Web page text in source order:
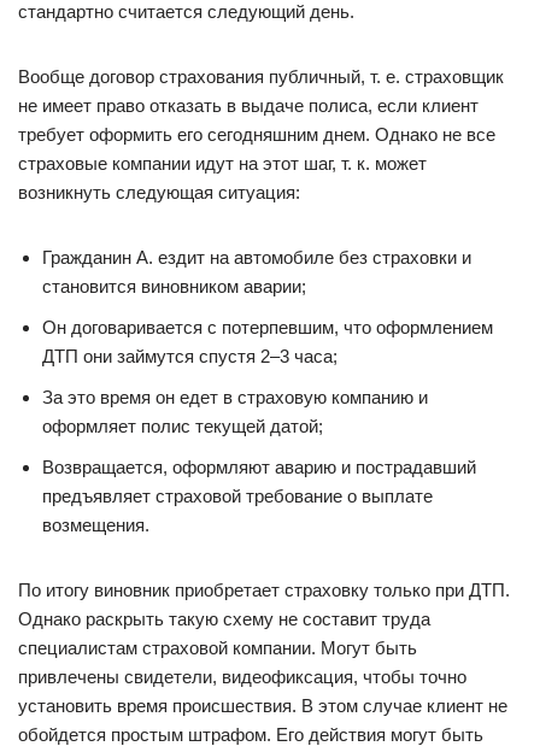
стандартно считается следующий день.
Вообще договор страхования публичный, т. е. страховщик
не имеет право отказать в выдаче полиса, если клиент
требует оформить его сегодняшним днем. Однако не все
страховые компании идут на этот шаг, т. к. может
возникнуть следующая ситуация:
Гражданин А. ездит на автомобиле без страховки и
становится виновником аварии;
Он договаривается с потерпевшим, что оформлением
ДТП они займутся спустя 2–3 часа;
За это время он едет в страховую компанию и
оформляет полис текущей датой;
Возвращается, оформляют аварию и пострадавший
предъявляет страховой требование о выплате
возмещения.
По итогу виновник приобретает страховку только при ДТП.
Однако раскрыть такую схему не составит труда
специалистам страховой компании. Могут быть
привлечены свидетели, видеофиксация, чтобы точно
установить время происшествия. В этом случае клиент не
обойдется простым штрафом. Его действия могут быть